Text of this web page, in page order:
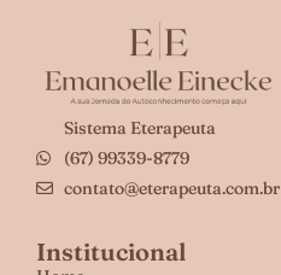
Sistema Eterapeuta
(67) 99339-8779
contato@eterapeuta.com.br
Institucional